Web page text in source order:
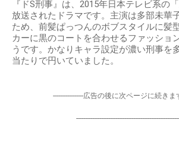
『ドS刑事』は、2015年日本テレビ系の
放送されたドラマです。主演は多部未華
ため、前髪ぱっつんのボブスタイルに髪
カーに黒のコートを合わせるファッショ
うです。かなりキャラ設定が濃い刑事を
当たりで円いていました。
-----------------広告の後に次ページに続きま